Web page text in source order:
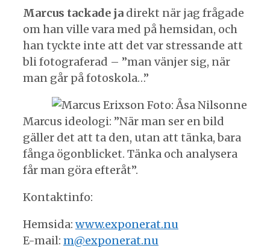
Marcus tackade ja direkt när jag frågade
om han ville vara med på hemsidan, och
han tyckte inte att det var stressande att
bli fotograferad – ”man vänjer sig, när
man går på fotoskola…”
Marcus ideologi: ”När man ser en bild
gäller det att ta den, utan att tänka, bara
fånga ögonblicket. Tänka och analysera
får man göra efteråt”.
Kontaktinfo:
Hemsida: www.exponerat.nu
E-mail: m@exponerat.nu